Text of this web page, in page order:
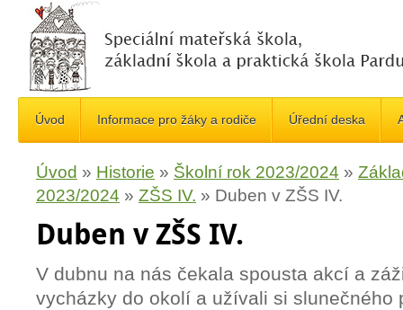
Úvod Informace pro žáky a rodiče Úřední deska
Úvod » Historie » Školní rok 2023/2024 »
2023/2024 » ZŠS IV. » Duben v ZŠS IV.
Duben v ZŠS IV.
V dubnu na nás čekala spousta akcí a
vycházky do okolí a užívali si slunečného